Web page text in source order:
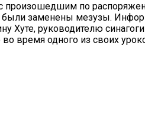
произошедшим по
заменены мезузы.
Хуте, руководителю
время одного из своих